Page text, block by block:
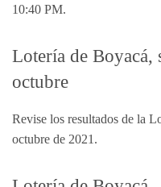
10:40 PM.
Lotería de Boyacá,
octubre
Revise los resultados de la
octubre de 2021.